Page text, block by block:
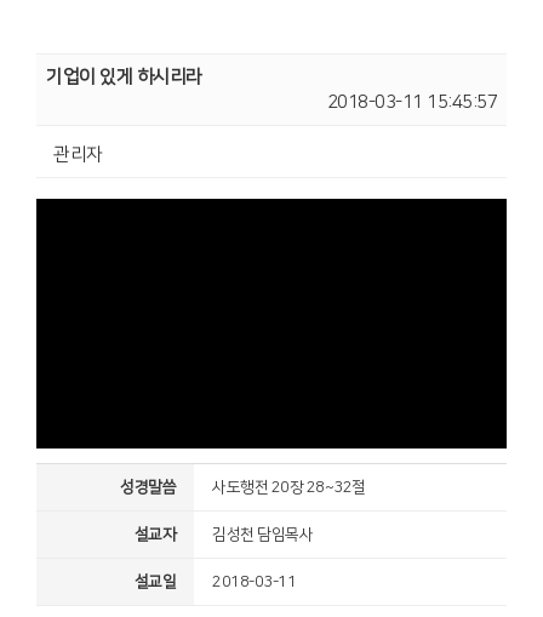
기업이 있게 하시리라
2018-03-11 15:45:57
관리자
성경말씀 사도행전 20장 28~32절
설교자 김성천 담임목사
설교일 2018-03-11